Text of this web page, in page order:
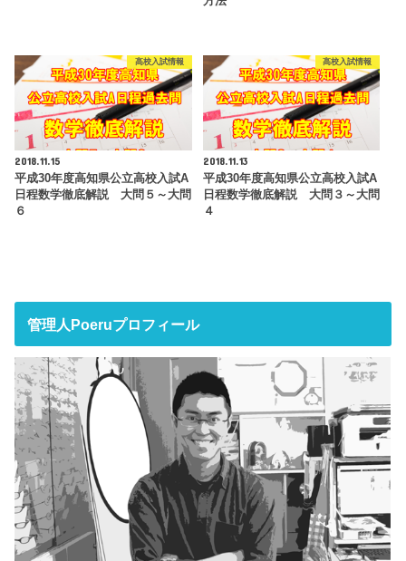
高校入試情報
2018.11.15
平成30年度高知県公立高校入試A
日程数学徹底解説 大問５～大問
６
高校入試情報
2018.11.13
平成30年度高知県公立高校入試A
日程数学徹底解説 大問３～大問
４
管理人Poeruプロフィール